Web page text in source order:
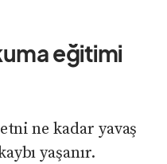
eğitimi
ne kadar yavaş
yaşanır.